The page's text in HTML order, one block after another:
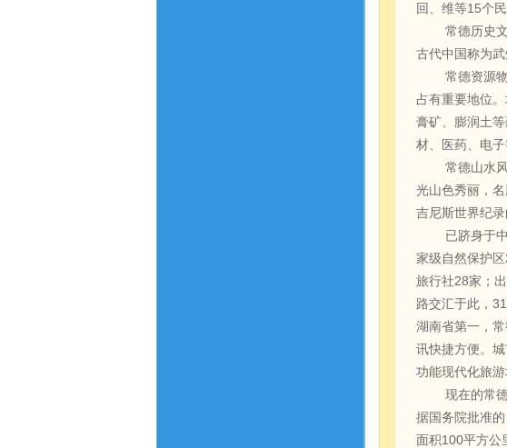
回、维等15个民
常德历史文化
古代中国称为
常德资源物产
占有重要地位
膏矿、膨润土
材、医药、电
常德山水风光
光山色秀丽，
吉尼斯世界纪
已跻身于中国
家级自然保护
旅行社28家；
路交汇于此，
湖南省第一，
讯快捷方便。
功能现代化旅游
现在的常德正
据国务院批准
面积100平方公